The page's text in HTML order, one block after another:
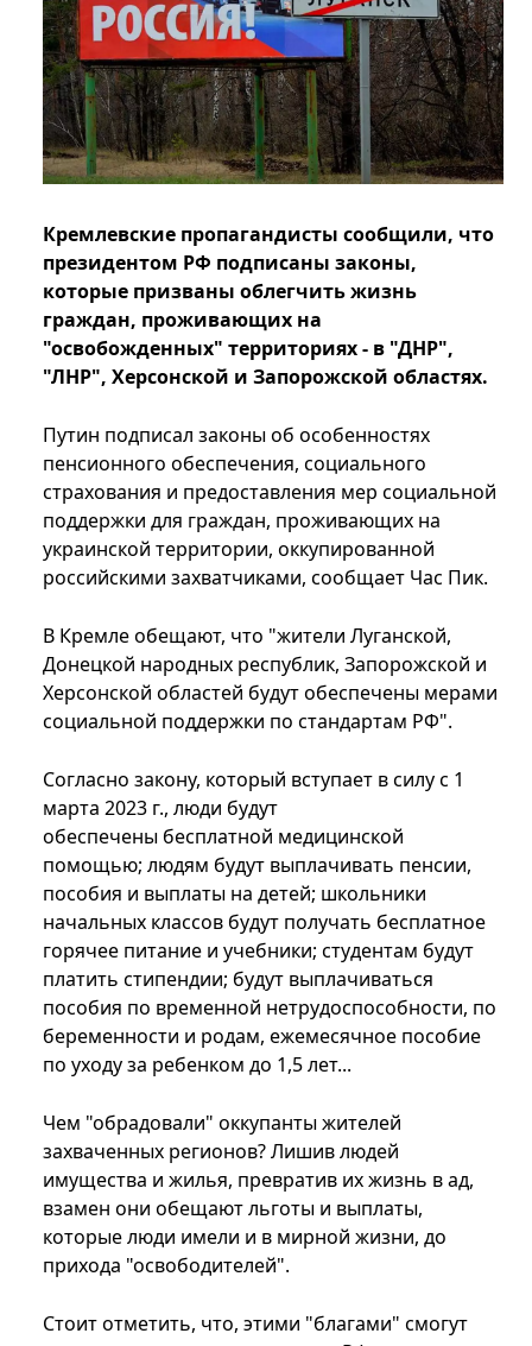
Кремлевские пропагандисты сообщили, что
президентом РФ подписаны законы,
которые призваны облегчить жизнь
граждан, проживающих на
"освобожденных" территориях - в "ДНР",
"ЛНР", Херсонской и Запорожской областях.
Путин подписал законы об особенностях
пенсионного обеспечения, социального
страхования и предоставления мер социальной
поддержки для граждан, проживающих на
украинской территории, оккупированной
российскими захватчиками, сообщает Час Пик.
В Кремле обещают, что "жители Луганской,
Донецкой народных республик, Запорожской и
Херсонской областей будут обеспечены мерами
социальной поддержки по стандартам РФ".
Согласно закону, который вступает в силу с 1
марта 2023 г., люди будут
обеспечены бесплатной медицинской
помощью; людям будут выплачивать пенсии,
пособия и выплаты на детей; школьники
начальных классов будут получать бесплатное
горячее питание и учебники; студентам будут
платить стипендии; будут выплачиваться
пособия по временной нетрудоспособности, по
беременности и родам, ежемесячное пособие
по уходу за ребенком до 1,5 лет...
Чем "обрадовали" оккупанты жителей
захваченных регионов? Лишив людей
имущества и жилья, превратив их жизнь в ад,
взамен они обещают льготы и выплаты,
которые люди имели и в мирной жизни, до
прихода "освободителей".
Стоит отметить, что, этими "благами" смогут